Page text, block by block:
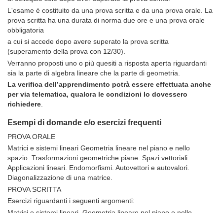
L'esame è costituito da una prova scritta e da una prova orale. La
prova scritta ha una durata di norma due ore e una prova orale
obbligatoria
a cui si accede dopo avere superato la prova scritta
(superamento della prova con 12/30).
Verranno proposti uno o più quesiti a risposta aperta riguardanti
sia la parte di algebra lineare che la parte di geometria.
La verifica dell’apprendimento potrà essere effettuata anche
per via telematica, qualora le condizioni lo dovessero
richiedere.
Esempi di domande e/o esercizi frequenti
PROVA ORALE
Matrici e sistemi lineari Geometria lineare nel piano e nello
spazio. Trasformazioni geometriche piane. Spazi vettoriali.
Applicazioni lineari. Endomorfismi. Autovettori e autovalori.
Diagonalizzazione di una matrice.
PROVA SCRITTA
Esercizi riguardanti i seguenti argomenti: